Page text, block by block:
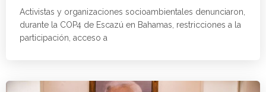
Activistas y organizaciones socioambientales denunciaron,
durante la COP4 de Escazú en Bahamas, restricciones a la
participación, acceso a